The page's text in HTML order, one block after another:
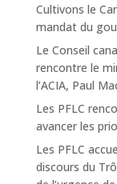
Cultivons le
mandat du
Le Conseil
rencontre le
l’ACIA, Paul
Les PFLC
avancer les
Les PFLC
discours du